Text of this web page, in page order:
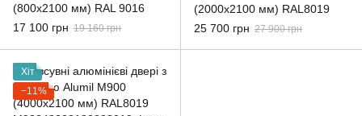
(800x2100 мм) RAL 9016
17 100 грн 19 160 грн
(2000x2100 мм) RAL8019
25 700 грн 27 900 грн
Хіт
−11%